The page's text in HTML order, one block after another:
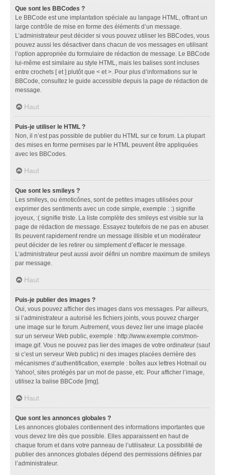
Que sont les BBCodes ?
Le BBCode est une implantation spéciale au langage HTML, offrant un
large contrôle de mise en forme des éléments d’un message.
L’administrateur peut décider si vous pouvez utiliser les BBCodes, vous
pouvez aussi les désactiver dans chacun de vos messages en utilisant
l’option appropriée du formulaire de rédaction de message. Le BBCode
lui-même est similaire au style HTML, mais les balises sont incluses
entre crochets [ et ] plutôt que < et >. Pour plus d’informations sur le
BBCode, consultez le guide accessible depuis la page de rédaction de
message.
Haut
Puis-je utiliser le HTML ?
Non, il n’est pas possible de publier du HTML sur ce forum. La plupart
des mises en forme permises par le HTML peuvent être appliquées
avec les BBCodes.
Haut
Que sont les smileys ?
Les smileys, ou émoticônes, sont de petites images utilisées pour
exprimer des sentiments avec un code simple, exemple : :) signifie
joyeux, :( signifie triste. La liste complète des smileys est visible sur la
page de rédaction de message. Essayez toutefois de ne pas en abuser.
Ils peuvent rapidement rendre un message illisible et un modérateur
peut décider de les retirer ou simplement d’effacer le message.
L’administrateur peut aussi avoir défini un nombre maximum de smileys
par message.
Haut
Puis-je publier des images ?
Oui, vous pouvez afficher des images dans vos messages. Par ailleurs,
si l’administrateur a autorisé les fichiers joints, vous pouvez charger
une image sur le forum. Autrement, vous devez lier une image placée
sur un serveur Web public, exemple : http://www.exemple.com/mon-
image.gif. Vous ne pouvez pas lier des images de votre ordinateur (sauf
si c’est un serveur Web public) ni des images placées derrière des
mécanismes d’authentification, exemple : boîtes aux lettres Hotmail ou
Yahoo!, sites protégés par un mot de passe, etc. Pour afficher l’image,
utilisez la balise BBCode [img].
Haut
Que sont les annonces globales ?
Les annonces globales contiennent des informations importantes que
vous devez lire dès que possible. Elles apparaissent en haut de
chaque forum et dans votre panneau de l’utilisateur. La possibilité de
publier des annonces globales dépend des permissions définies par
l’administrateur.